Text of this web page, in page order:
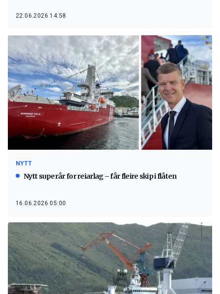
22.06.2026 14:58
NYTT
Nytt superår for reiarlag – får fleire skip i flåten
16.06.2026 05:00